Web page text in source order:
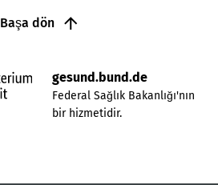
Başa dön
gesund.bund.de
Federal Sağlık Bakanlığı'nın
bir hizmetidir.